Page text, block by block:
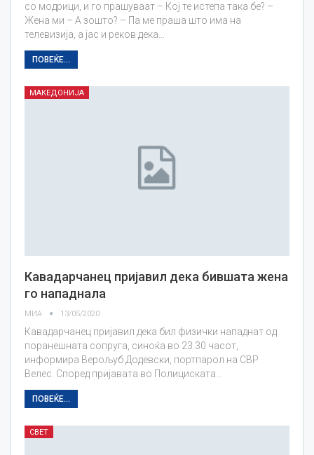
со модрици, и го прашуваат – Кој те истепа така бе? –
Жена ми – А зошто? – Па ме праша што има на
телевизија, а јас и реков дека…
ПОВЕЌЕ...
МАКЕДОНИЈА
Кавадарчанец пријавил дека бившата жена
го нападнала
МИА 13/05/2020
Кавадарчанец пријавил дека бил физички нападнат од
поранешната сопруга, синоќа во 23.30 часот,
информира Верољуб Додевски, портпарол на СВР
Велес. Според пријавата во Полициската…
ПОВЕЌЕ...
СВЕТ